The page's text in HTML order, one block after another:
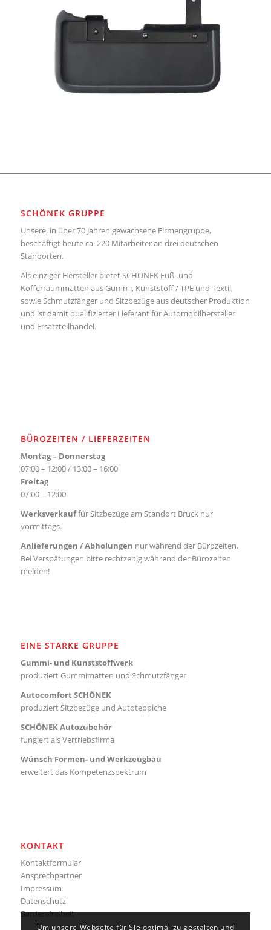
SCHÖNEK GRUPPE
Unsere, in über 70 Jahren gewachsene Firmengruppe,
beschäftigt heute ca. 220 Mitarbeiter an drei deutschen
Standorten.
Als einziger Hersteller bietet SCHÖNEK Fuß- und
Kofferraummatten aus Gummi, Kunststoff / TPE und Textil,
sowie Schmutzfänger und Sitzbezüge aus deutscher Produktion
und ist damit qualifizierter Lieferant für Automobilhersteller
und Ersatzteilhandel.
BÜROZEITEN / LIEFERZEITEN
Montag – Donnerstag
07:00 – 12:00 / 13:00 – 16:00
Freitag
07:00 – 12:00
Werksverkauffür Sitzbezüge am Standort Bruck nur
vormittags.
Anlieferungen / Abholungen nur während der Bürozeiten.
Bei Verspätungen bitte rechtzeitig während der Bürozeiten
melden!
EINE STARKE GRUPPE
Gummi- und Kunststoffwerk
produziert Gummimatten und Schmutzfänger
Autocomfort SCHÖNEK
produziert Sitzbezüge und Autoteppiche
SCHÖNEK Autozubehör
fungiert als Vertriebsfirma
Wünsch Formen- und Werkzeugbau
erweitert das Kompetenzspektrum
KONTAKT
Kontaktformular
Ansprechpartner
Impressum
Datenschutz
Barrierefreiheit
Um unsere Webseite für Sie optimal zu gestalten und